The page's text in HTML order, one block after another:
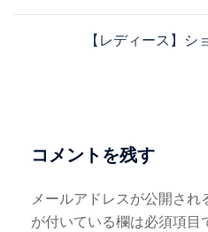
ン
ナ
ョ
【レディース】シ
コメントを残す
メールアドレスが公開され
が付いている欄は必須項目